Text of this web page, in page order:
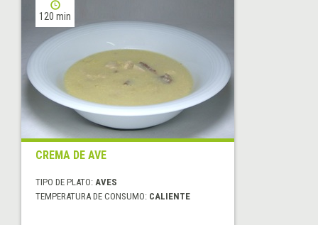
120 min
CREMA DE AVE
TIPO DE PLATO: AVES
TEMPERATURA DE CONSUMO: CALIENTE